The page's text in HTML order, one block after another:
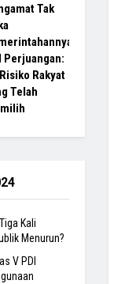
Tak
Perjuangan:
Rakyat
Telah
Kali
Menurun?
V PDI